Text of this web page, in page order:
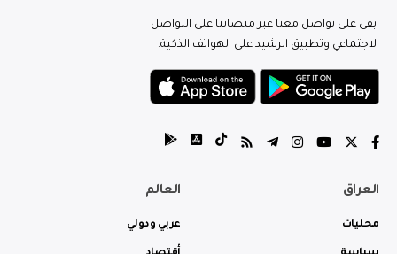
ابقى على تواصل معنا عبر منصاتنا على التواصل
الاجتماعي وتطبيق الرشيد على الهواتف الذكية.
العراق
محليات
العالم
عربي ودولي